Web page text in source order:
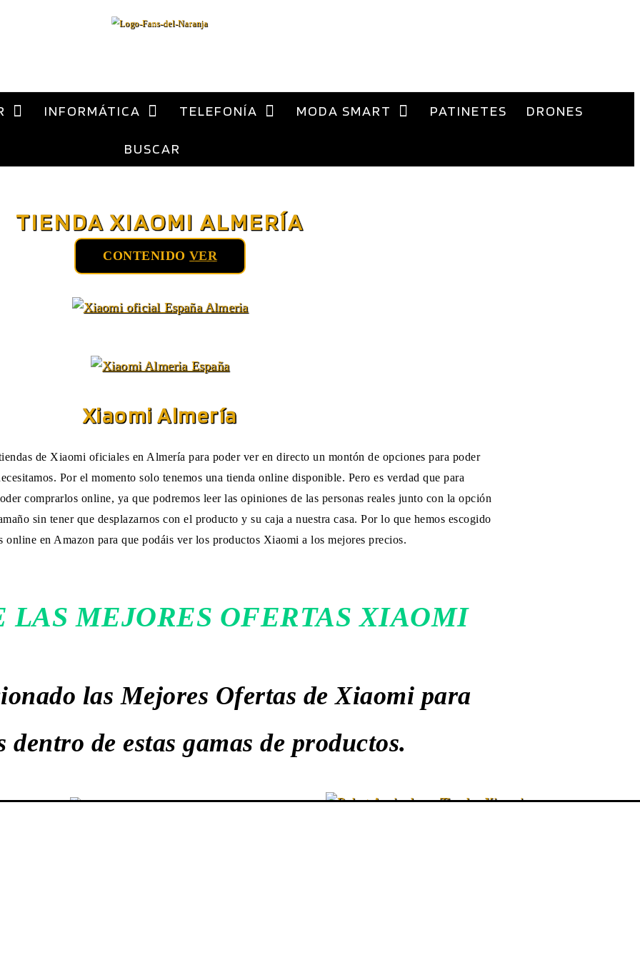
contenido
Xiaomi EspañaINFORMÁTICA TELEFONÍA MODA SMART PATINETES DRONES
BUSCAR
TIENDA XIAOMI ALMERÍA
CONTENIDO VER
Xiaomi Almería
de Xiaomi oficiales en Almería para poder ver en directo un montón de opciones para poder
Por el momento solo tenemos una tienda online disponible. Pero es verdad que para
comprarlos online, ya que podremos leer las opiniones de las personas reales junto con la opción
sin tener que desplazarnos con el producto y su caja a nuestra casa. Por lo que hemos escogido
online en Amazon para que podáis ver los productos Xiaomi a los mejores precios.
LAS MEJORES OFERTAS XIAOMI
las Mejores Ofertas de Xiaomi para
dentro de estas gamas de productos.